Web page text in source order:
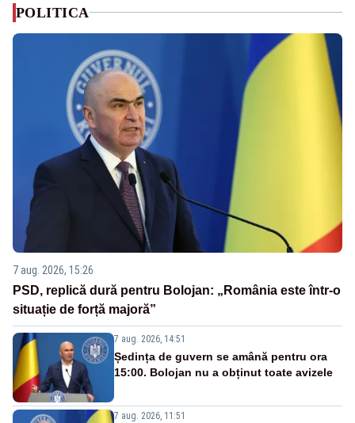
POLITICA
7 aug. 2026, 15:26
PSD, replică dură pentru Bolojan: „România este într-o
situație de forță majoră”
7 aug. 2026, 14:51
Ședința de guvern se amână pentru ora
15:00. Bolojan nu a obținut toate avizele
7 aug. 2026, 11:51